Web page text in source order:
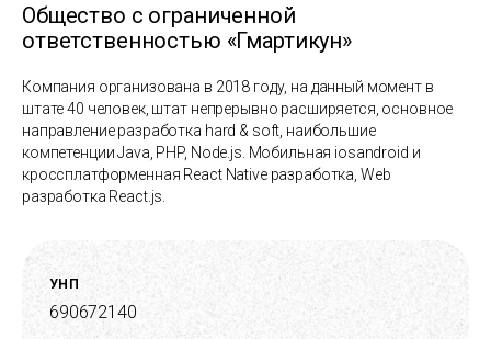
Общество с ограниченной
ответственностью «Гмартикун»
Компания организована в 2018 году, на данный момент в
штате 40 человек, штат непрерывно расширяется, основное
направление разработка hard & soft, наибольшие
компетенции Java, PHP, Node.js. Мобильная iosandroid и
кросcплатформенная React Native разработка, Web
разработка React.js.
УНП
690672140